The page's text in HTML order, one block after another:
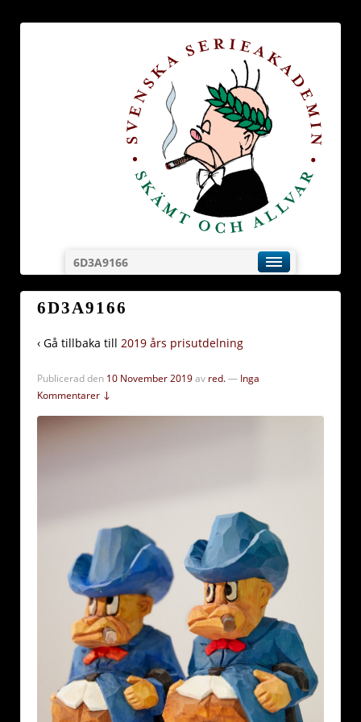
6D3A9166
6D3A9166
‹ Gå tillbaka till 2019 års prisutdelning
Publicerad den 10 November 2019av red.— Inga
Kommentarer ↓